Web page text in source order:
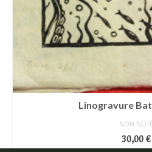
Linogravure
NON NOTÉ
30,00 €